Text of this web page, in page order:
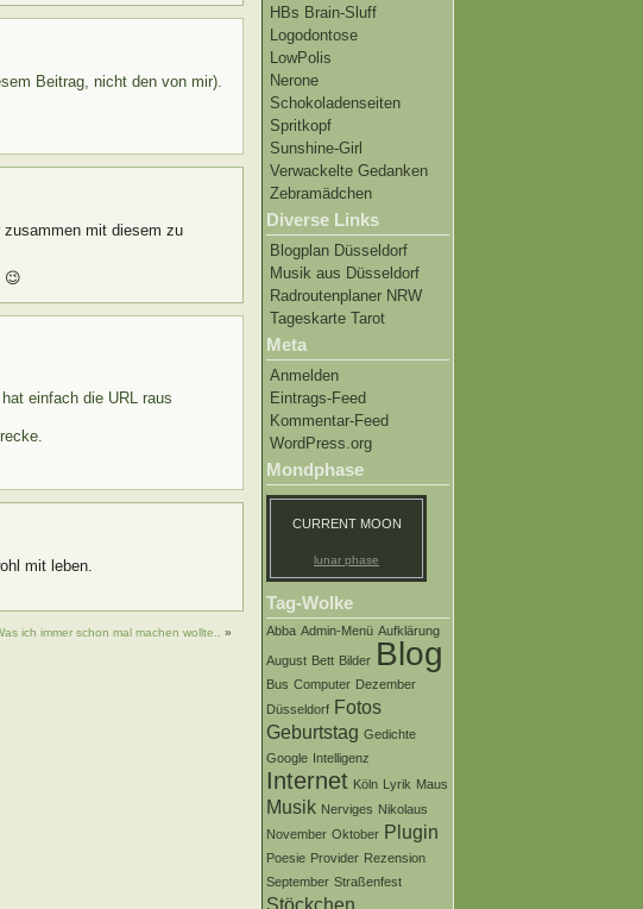
HBs Brain-Sluff
Logodontose
LowPolis
Nerone
Schokoladenseiten
Spritkopf
Sunshine-Girl
Verwackelte Gedanken
Zebramädchen
Diverse Links
Blogplan Düsseldorf
Musik aus Düsseldorf
Radroutenplaner NRW
Tageskarte Tarot
Meta
Anmelden
Eintrags-Feed
Kommentar-Feed
WordPress.org
Mondphase
CURRENT MOON
lunar phase
Tag-Wolke
Abba Admin-Menü Aufklärung
August Bett Bilder Blog
Bus Computer Dezember
Düsseldorf Fotos
Geburtstag Gedichte
Google Intelligenz
Internet Köln Lyrik Maus
Musik Nerviges Nikolaus
November Oktober Plugin
Poesie Provider Rezension
September Straßenfest
Stöckchen
Beitrag, nicht den von mir).
zusammen mit diesem zu
😉
einfach die URL raus
mit leben.
ich immer schon mal machen wollte.. »